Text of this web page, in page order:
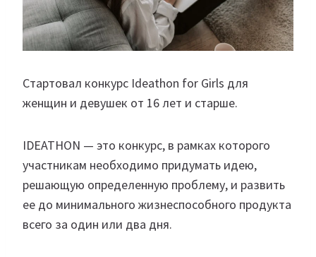
Стартовал конкурс Ideathon for Girls для
женщин и девушек от 16 лет и старше.
IDEATHON — это конкурс, в рамках которого
участникам необходимо придумать идею,
решающую определенную проблему, и развить
ее до минимального жизнеспособного продукта
всего за один или два дня.